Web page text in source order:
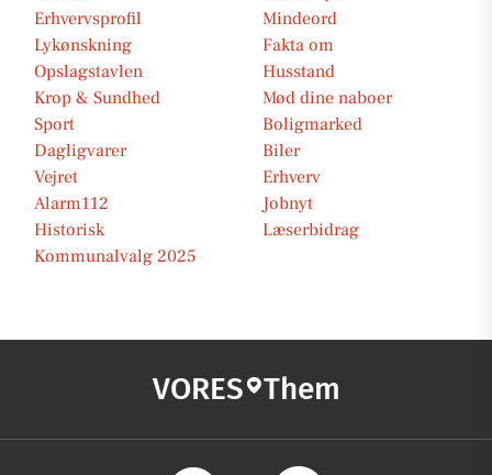
Erhvervsprofil
Mindeord
Lykønskning
Fakta om
Opslagstavlen
Husstand
Krop & Sundhed
Mød dine naboer
Sport
Boligmarked
Dagligvarer
Biler
Vejret
Erhverv
Alarm112
Jobnyt
Historisk
Læserbidrag
Kommunalvalg 2025
VORES Them